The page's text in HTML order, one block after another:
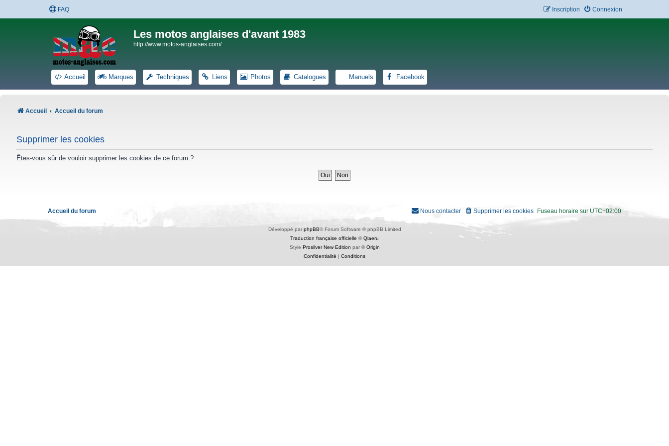
FAQ Connexion
Inscription
Les motos anglaises d'avant 1983
http://www.motos-anglaises.com/
Accueil Marques Techniques Liens Photos Catalogues Manuels Facebook
Accueil Accueil du forum
Supprimer les cookies
Êtes-vous sûr de vouloir supprimer les cookies de ce forum ?
Accueil du forum Fuseau horaire sur UTC+02:00
Supprimer les cookies
Nous contacter
Développé par phpBB® Forum Software © phpBB Limited
Traduction française officielle ©Qiaeru
Style Prosilver New Edition par ©Origin
Confidentialité | Conditions